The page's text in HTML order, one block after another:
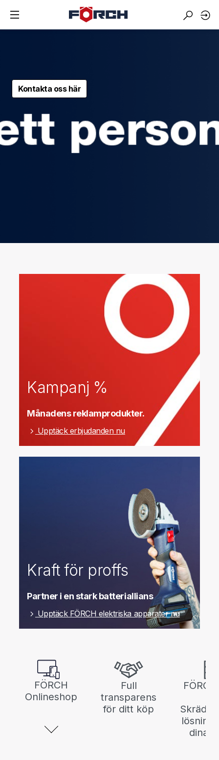
Kontakta oss här
Kampanj %
Månadens reklamprodukter.
Upptäck erbjudanden nu
Kraft för proffs
Partner i en stark batteriallians
Upptäck FÖRCH elektriska apparater nu
FÖRCH
Onlineshop
Full
transparens
för ditt köp
dina